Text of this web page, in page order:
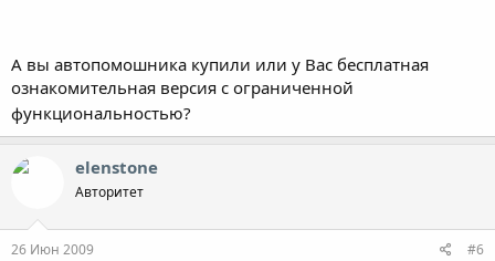
А вы автопомошника купили или у Вас бесплатная
ознакомительная версия с ограниченной
функциональностью?
elenstone
Авторитет
26 Июн 2009 #6